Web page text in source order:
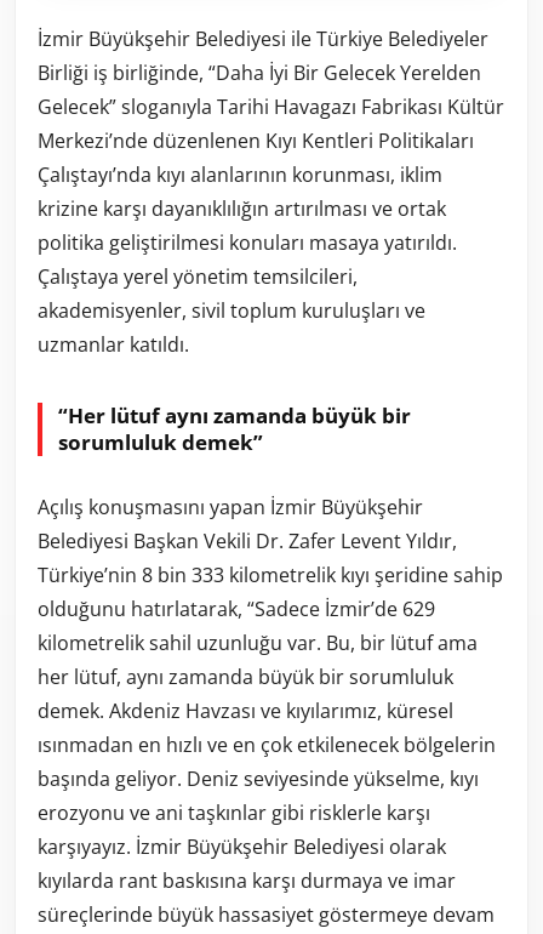
İzmir Büyükşehir Belediyesi ile Türkiye Belediyeler
Birliği iş birliğinde, “Daha İyi Bir Gelecek Yerelden
Gelecek” sloganıyla Tarihi Havagazı Fabrikası Kültür
Merkezi’nde düzenlenen Kıyı Kentleri Politikaları
Çalıştayı’nda kıyı alanlarının korunması, iklim
krizine karşı dayanıklılığın artırılması ve ortak
politika geliştirilmesi konuları masaya yatırıldı.
Çalıştaya yerel yönetim temsilcileri,
akademisyenler, sivil toplum kuruluşları ve
uzmanlar katıldı.
“Her lütuf aynı zamanda büyük bir
sorumluluk demek”
Açılış konuşmasını yapan İzmir Büyükşehir
Belediyesi Başkan Vekili Dr. Zafer Levent Yıldır,
Türkiye’nin 8 bin 333 kilometrelik kıyı şeridine sahip
olduğunu hatırlatarak, “Sadece İzmir’de 629
kilometrelik sahil uzunluğu var. Bu, bir lütuf ama
her lütuf, aynı zamanda büyük bir sorumluluk
demek. Akdeniz Havzası ve kıyılarımız, küresel
ısınmadan en hızlı ve en çok etkilenecek bölgelerin
başında geliyor. Deniz seviyesinde yükselme, kıyı
erozyonu ve ani taşkınlar gibi risklerle karşı
karşıyayız. İzmir Büyükşehir Belediyesi olarak
kıyılarda rant baskısına karşı durmaya ve imar
süreçlerinde büyük hassasiyet göstermeye devam